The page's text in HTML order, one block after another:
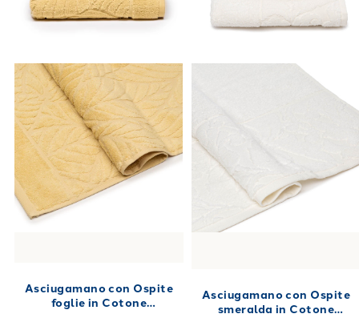
Asciugamano con Ospite
foglie in Cotone
Asciugamano con Ospite
smeralda in Cotone